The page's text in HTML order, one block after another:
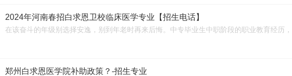
2024年河南春招白求恩卫校临床医学专业【招生电话】
在该奋斗的年级别选择安逸，别到年老时再来后悔。中专毕业生中职阶段的职业教育经历，
郑州白求恩医学院补助政策？-招生专业